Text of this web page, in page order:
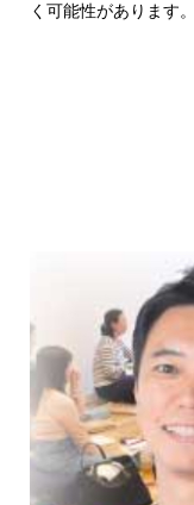
く可能性があります。